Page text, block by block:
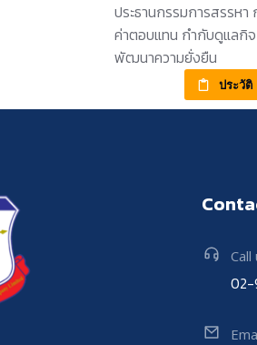
ประธานกรรมการสรรหา
ค่าตอบแทน กำกับดูแลกิจ
พัฒนาความยั่งยืน
ประวัติ
Call
02-